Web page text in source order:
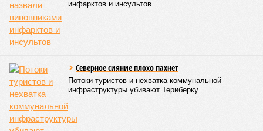
«схемами», чтобы отчитаться. На чём их и поймали»
так объясняет коллизию политолог, руководитель НПЦ
«Ушкуйник», занимающегося разработкой беспилотных
систем,Алексей Чадаев
По его словам, производители дронов всё время
оказываются между двух огней:
Минобороны, которому плевать, из чего сделан дрон,
лишь бы он нормально летел и стоил вменяемых денег. И
есть позиция Минпромторга, который жёстко загоняет
производителей в локализацию». «Многие делают так: